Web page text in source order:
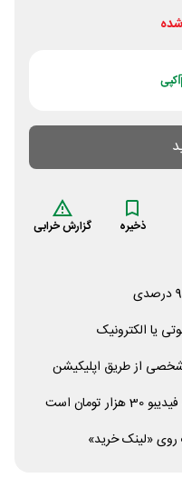
کپی
ذخیره گزارش خرابی
یا الکترونیک
از طریق اپلیکیشن
است
روی «لینک خرید»